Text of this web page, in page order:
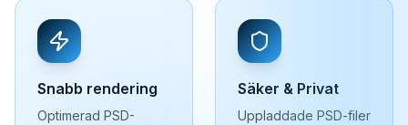
Snabb rendering
Optimerad PSD-
Säker & Privat
Uppladdade PSD-filer